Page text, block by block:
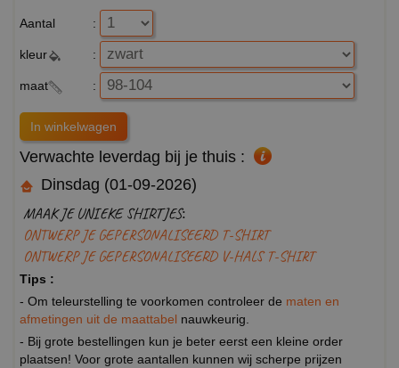
Aantal :
kleur :
maat :
Verwachte leverdag bij je thuis :
Dinsdag (01-09-2026)
MAAK JE UNIEKE SHIRTJES:
ONTWERP JE GEPERSONALISEERD T-SHIRT
ONTWERP JE GEPERSONALISEERD V-HALS T-SHIRT
Tips :
- Om teleurstelling te voorkomen controleer de maten en
afmetingen uit de maattabel nauwkeurig.
- Bij grote bestellingen kun je beter eerst een kleine order
plaatsen! Voor grote aantallen kunnen wij scherpe prijzen